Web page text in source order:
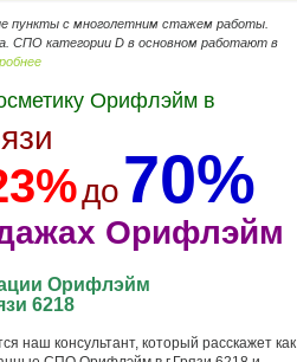
пункты с многолетним стажем работы.
СПО категории D в основном работают в
Орифлэйм в
до70%
Орифлэйм
Орифлэйм
6218
наш консультант, который расскажет как